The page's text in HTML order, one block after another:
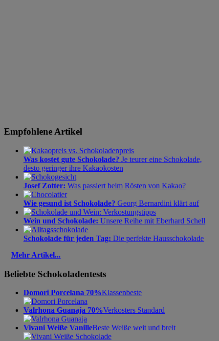
Empfohlene Artikel
Was kostet gute Schokolade? Je teurer eine Schokolade,
desto geringer ihre Kakaokosten
Josef Zotter: Was passiert beim Rösten von Kakao?
Wie gesund ist Schokolade? Georg Bernardini klärt auf
Wein und Schokolade: Unsere Reihe mit Eberhard Schell
Schokolade für jeden Tag: Die perfekte Hausschokolade
Mehr Artikel...
Beliebte Schokoladentests
Domori Porcelana 70%Klassenbeste
Valrhona Guanaja 70%Verkosters Standard
Vivani Weiße VanilleBeste Weiße weit und breit